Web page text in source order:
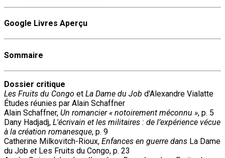
Google Livres Aperçu
Sommaire
Dossier critique
Les Fruits du Congo et La Dame du Job d'Alexandre Vialatte
Études réunies par Alain Schaffner
Alain Schaffner, Un romancier « notoirement méconnu », p. 5
Dany Hadjadj, L'écrivain et les militaires : de l’expérience vécue
à la création romanesque, p. 9
Catherine Milkovitch-Rioux, Enfances en guerre dans La Dame
du Job et Les Fruits du Congo, p. 23